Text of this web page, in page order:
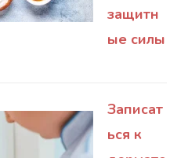
защитн
ые силы
Записат
ься к